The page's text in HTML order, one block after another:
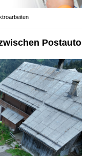
Postauto